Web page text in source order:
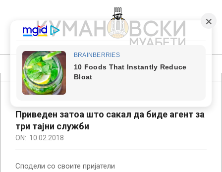
content
КУМАНОВСКИ
МУАБЕТИ
Primary
Navigation
Приведен затоа што сакал да биде агент за
три тајни служби
ON: 10.02.2018
Сподели со своите пријатели